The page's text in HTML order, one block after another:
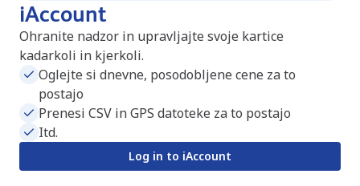
iAccount
Ohranite nadzor in upravljajte svoje kartice
kadarkoli in kjerkoli.
Oglejte si dnevne, posodobljene cene za to
postajo
Prenesi CSV in GPS datoteke za to postajo
Itd.
Log in to iAccount